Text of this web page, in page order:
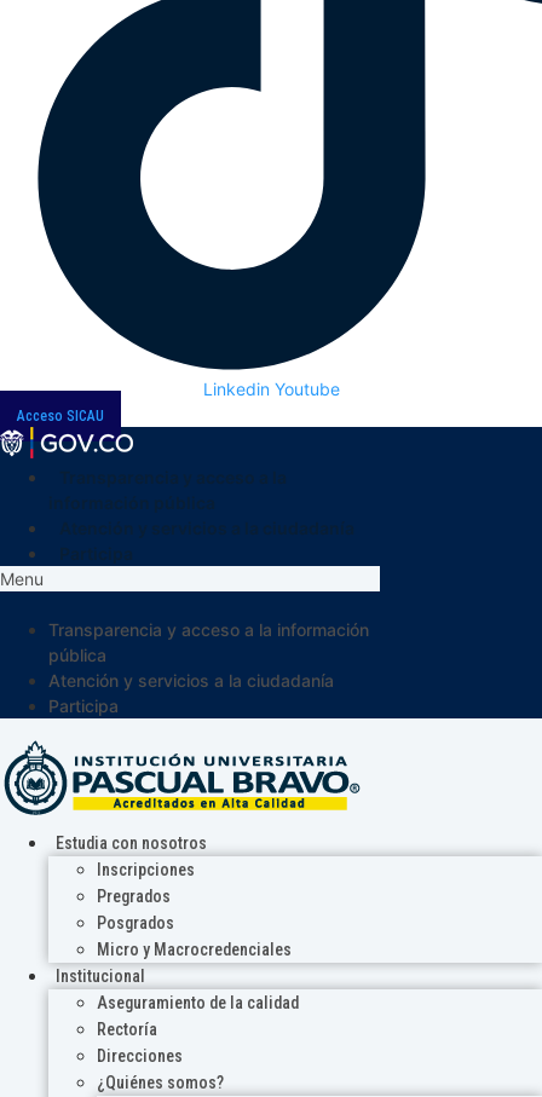
Linkedin Youtube
Acceso SICAU
Menu
Transparencia y acceso a la información
pública
Atención y servicios a la ciudadanía
Participa
Estudia con nosotros
Inscripciones
Pregrados
Posgrados
Micro y Macrocredenciales
Institucional
Aseguramiento de la calidad
Rectoría
Direcciones
¿Quiénes somos?